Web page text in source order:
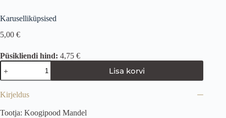
Karuselliküpsised
5,00 €
Püsikliendi hind: 4,75 €
Lisa korvi
Kirjeldus
Tootja: Koogipood Mandel